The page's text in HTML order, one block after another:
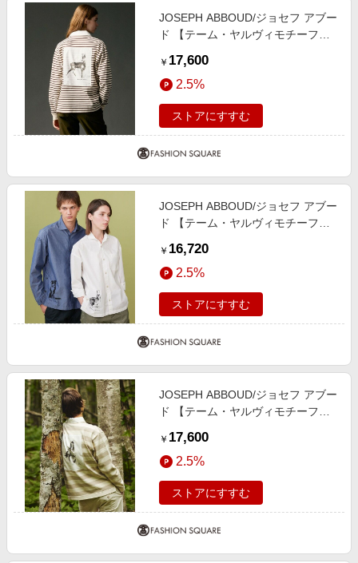
JOSEPH ABBOUD/ジョセフ アブー
ド 【テーム・ヤルヴィモチーフ】
￥ 17,600
2.5%
ストアにすすむ
JOSEPH ABBOUD/ジョセフ アブー
ド 【テーム・ヤルヴィモチーフ】
￥ 16,720
2.5%
ストアにすすむ
JOSEPH ABBOUD/ジョセフ アブー
ド 【テーム・ヤルヴィモチーフ】
￥ 17,600
2.5%
ストアにすすむ